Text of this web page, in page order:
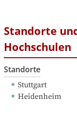
Standorte
Hochschulen
Standorte
Stuttgart
Heidenheim